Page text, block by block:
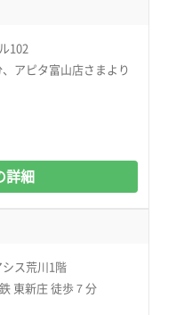
102
アピタ富山店さまより
詳細
ス荒川1階
東新庄 徒歩７分